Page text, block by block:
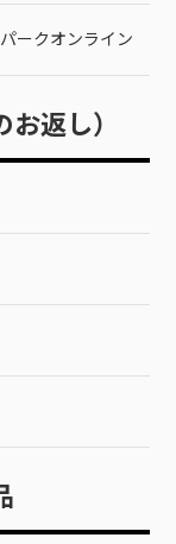
ークオンライン
返し）